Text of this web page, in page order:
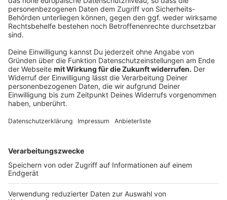
Neuer Service zum Heiraten im Ausland
Anzeige
Folge uns für mehr News & Updates:
Anzeige